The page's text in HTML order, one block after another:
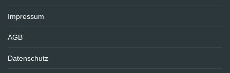
Impressum
AGB
Datenschutz